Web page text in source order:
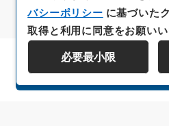
資料群階層
バシーポリシー に基づいた
取得と利用に同意をお願いい
必要最小限